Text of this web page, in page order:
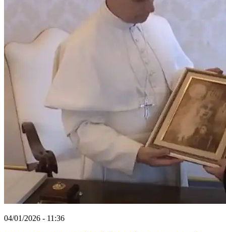
04/01/2026 - 11:36